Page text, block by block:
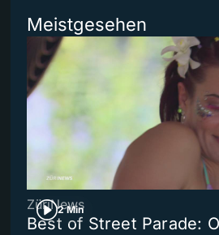
Meistgesehen
2 Min
ZüriNews
Best of Street Parade: